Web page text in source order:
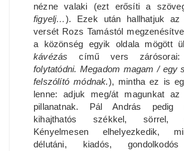
nézne valaki (ezt erősíti a
figyelj…). Ezek után hallhatjuk
versét Rozs Tamástól
a közönség egyik oldala mögött
kávézás című vers
folytatódni. Megadom magam / egy
felszólító módnak.), mintha ez is
lenne: adjuk meg/át magunkat
pillanatnak. Pál András pedig
kihajthatós székkel, sörrel,
Kényelmesen elhelyezkedik,
délutáni, kiadós,